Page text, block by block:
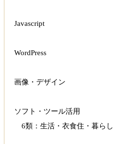
Javascript
WordPress
画像・デザイン
ソフト・ツール活用
6類：生活・衣食住・暮らし